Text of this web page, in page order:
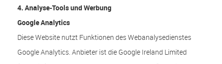
4. Analyse-Tools und Werbung
Google Analytics
Diese Website nutzt Funktionen des Webanalysedienstes
Google Analytics. Anbieter ist die Google Ireland Limited